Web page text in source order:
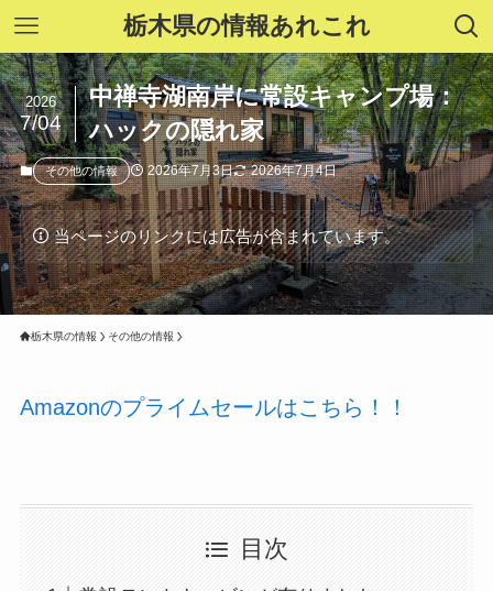
栃木県の情報あれこれ
中禅寺湖南岸に常設キャンプ場：
ハックの隠れ家
2026
7/04
その他の情報 2026年7月3日 2026年7月4日
当ページのリンクには広告が含まれています。
栃木県の情報 その他の情報
Amazonのプライムセールはこちら！！
目次